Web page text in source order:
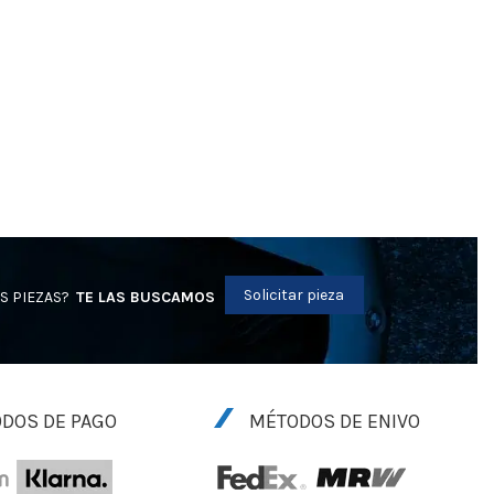
PIEZAS? TE LAS BUSCAMOS Solicitar pieza
DE PAGO MÉTODOS DE ENIVO